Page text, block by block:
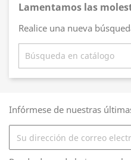
Lamentamos las
Realice una nueva
Infórmese de nuestras